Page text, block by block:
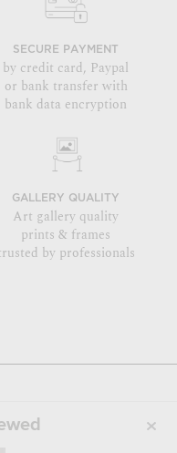
SECURE PAYMENT
by credit card, Paypal
or bank transfer with
bank data encryption
GALLERY QUALITY
Art gallery quality
prints & frames
by professionals